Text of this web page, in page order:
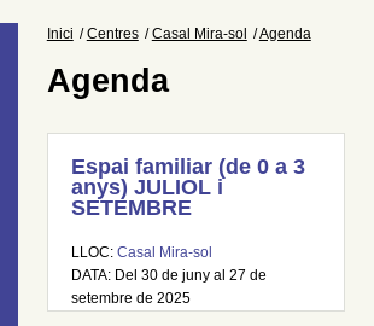
Inici Centres Casal Mira-sol Agenda
Agenda
Espai familiar (de 0 a 3
anys) JULIOL i
SETEMBRE
LLOC: Casal Mira-sol
DATA: Del 30 de juny al 27 de
setembre de 2025